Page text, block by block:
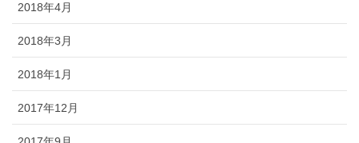
2018年4月
2018年3月
2018年1月
2017年12月